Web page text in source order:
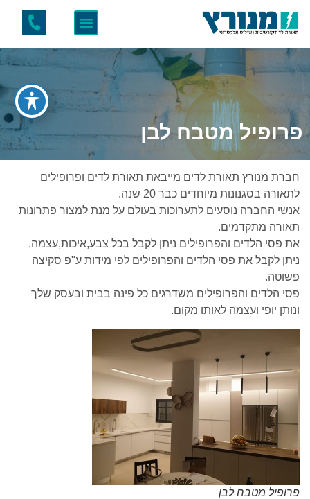
פרופיל מטבח לבן
חברת מנורץ תאורת לדים מייבאת תאורת לדים ופרופילים
לתאורה בסגנונות מיוחדים כבר 20 שנה.
אנשי החברה נוסעים לתערוכות בעולם על מנת למצור פתרונות
תאורה מתקדמים.
את פסי הלדים והפרופילים ניתן לקבל בכל צבע,איכות,עצמה.
ניתן לקבל את פסי הלדים והפרופילים לפי מידות ע"פ סקיצה
פשוטה.
פסי הלדים והפרופילים משדרגים כל פינה בבית ובעסק שלך
ונותן יופי ועצמה לאותו מקום.
פרופיל מטבח לבן